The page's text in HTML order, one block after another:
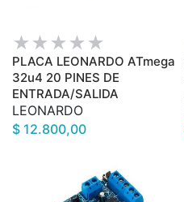
PLACA LEONARDO ATmega
32u4 20 PINES DE
ENTRADA/SALIDA
LEONARDO
$ 12.800,00